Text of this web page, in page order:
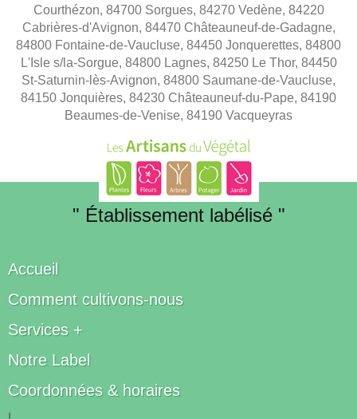
Courthézon, 84700 Sorgues, 84270 Vedène, 84220
Cabrières-d'Avignon, 84470 Châteauneuf-de-Gadagne,
84800 Fontaine-de-Vaucluse, 84450 Jonquerettes, 84800
L'Isle s/la-Sorgue, 84800 Lagnes, 84250 Le Thor, 84450
St-Saturnin-lès-Avignon, 84800 Saumane-de-Vaucluse,
84150 Jonquières, 84230 Châteauneuf-du-Pape, 84190
Beaumes-de-Venise, 84190 Vacqueyras
" Établissement labélisé "
Accueil
Comment cultivons-nous
Services +
Notre Label
Coordonnées & horaires